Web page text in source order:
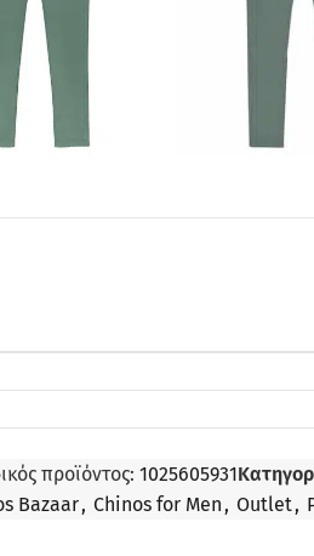
προϊόντος: 1025605931
Bazaar, Chinos for Men , Outlet,